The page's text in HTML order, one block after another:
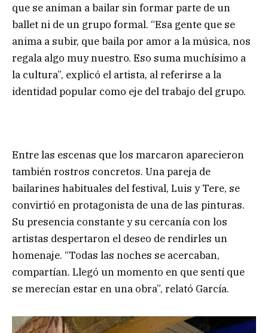
que se animan a bailar sin formar parte de un
ballet ni de un grupo formal. “Esa gente que se
anima a subir, que baila por amor a la música, nos
regala algo muy nuestro. Eso suma muchísimo a
la cultura”, explicó el artista, al referirse a la
identidad popular como eje del trabajo del grupo.
Entre las escenas que los marcaron aparecieron
también rostros concretos. Una pareja de
bailarines habituales del festival, Luis y Tere, se
convirtió en protagonista de una de las pinturas.
Su presencia constante y su cercanía con los
artistas despertaron el deseo de rendirles un
homenaje. “Todas las noches se acercaban,
compartían. Llegó un momento en que sentí que
se merecían estar en una obra”, relató García.